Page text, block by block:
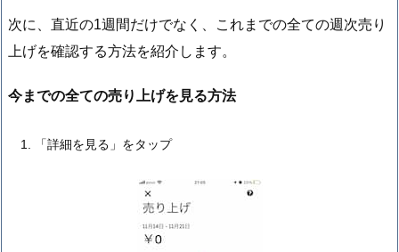
次に、直近の1週間だけでなく、これまでの全ての週次売り
上げを確認する方法を紹介します。
今までの全ての売り上げを見る方法
「詳細を見る」をタップ